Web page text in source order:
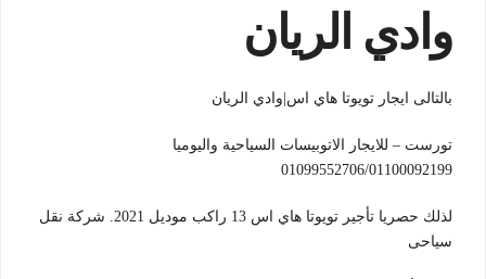
وادي الريان
بالتالى ايجار تويوتا هاي اس|وادي الريان
تورست – للايجار الاتوبيسات السياحية واليوميا
01099552706/01100092199
لذلك حصريا تأجير تويوتا هاي اس 13 راكب موديل 2021. شركة نقل
سياحى